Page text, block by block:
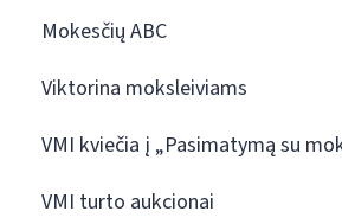
Mokesčių ABC
Viktorina moksleiviams
VMI kviečia į „Pasimatymą su
VMI turto aukcionai